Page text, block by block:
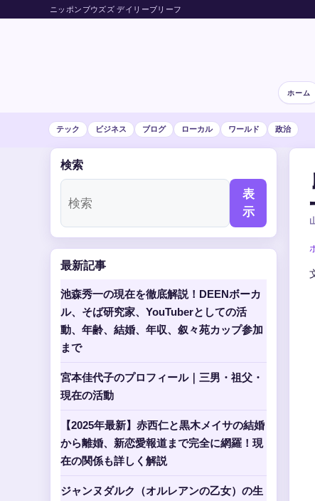
ニッポンブウズズ デイリーブリーフ
ホーム
テック ビジネス ブログ ローカル ワールド 政治
検索
表
示
最新記事
池森秀一の現在を徹底解説！DEENボーカ
ル、そば研究家、YouTuberとしての活
動、年齢、結婚、年収、叙々苑カップ参加
まで
宮本佳代子のプロフィール｜三男・祖父・
現在の活動
【2025年最新】赤西仁と黒木メイサの結婚
から離婚、新恋愛報道まで完全に網羅！現
在の関係も詳しく解説
ジャンヌダルク（オルレアンの乙女）の生